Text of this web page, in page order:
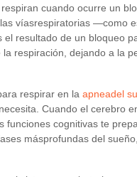
cuando ocurre un
víasrespiratorias —como
el resultado de un bloqueo
respiración, dejando a la
respirar en la apneadel
Cuando el cerebro
funciones cognitivas te
másprofundas del